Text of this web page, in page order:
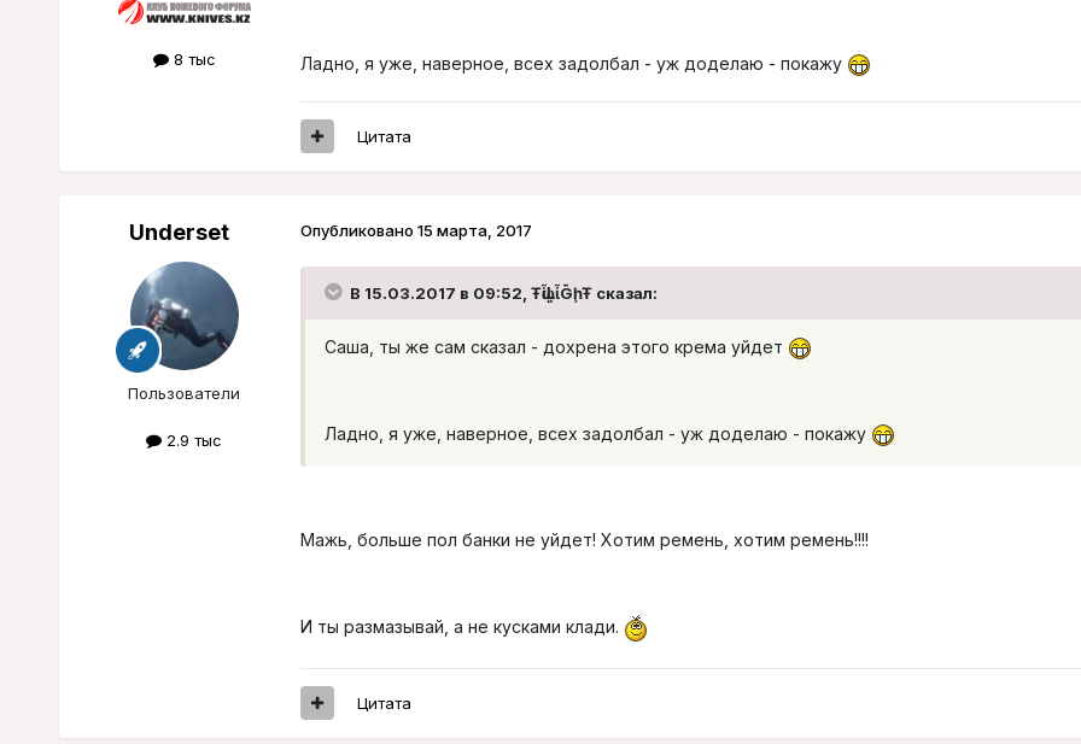
8 тыс Ладно, я уже, наверное, всех задолбал - уж доделаю - покажу
Цитата
Underset
Пользователи
2.9 тыс
Опубликовано 15 марта, 2017
В 15.03.2017 в 09:52, ŦᾡἷḶἷḠḩŦ сказал:
Саша, ты же сам сказал - дохрена этого крема уйдет
Ладно, я уже, наверное, всех задолбал - уж доделаю - покажу
Мажь, больше пол банки не уйдет! Хотим ремень, хотим ремень!!!!
И ты размазывай, а не кусками клади.
Цитата